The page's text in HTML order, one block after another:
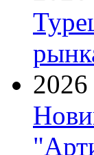
2026